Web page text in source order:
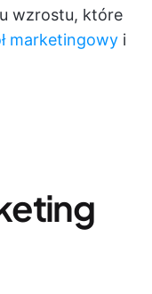
wzrostu, które
marketingowy i